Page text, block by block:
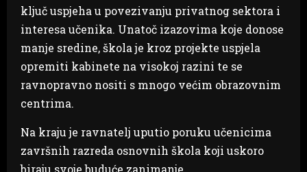
ključ uspjeha u povezivanju privatnog sektora i
interesa učenika. Unatoč izazovima koje donose
manje sredine, škola je kroz projekte uspjela
opremiti kabinete na visokoj razini te se
ravnopravno nositi s mnogo većim obrazovnim
centrima.
Na kraju je ravnatelj uputio poruku učenicima
završnih razreda osnovnih škola koji uskoro
biraju svoje buduće zanimanje.